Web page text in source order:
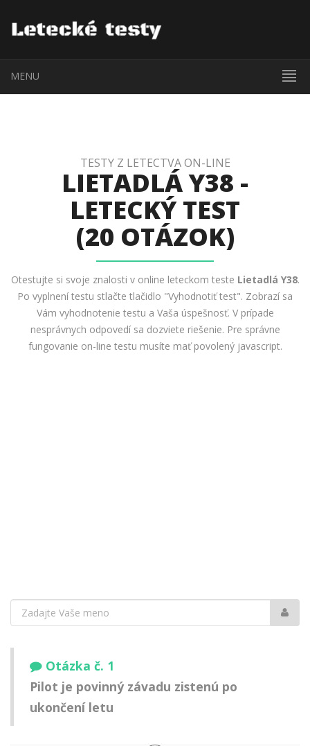
MENU
TESTY Z LETECTVA ON-LINE
LIETADLÁ Y38 -
LETECKÝ TEST
(20 OTÁZOK)
Otestujte si svoje znalosti v online leteckom teste Lietadlá Y38.
Po vyplnení testu stlačte tlačidlo "Vyhodnotiť test". Zobrazí sa
Vám vyhodnotenie testu a Vaša úspešnosť. V prípade
nesprávnych odpovedí sa dozviete riešenie. Pre správne
fungovanie on-line testu musíte mať povolený javascript.
Vaše
meno:
Otázka č. 1
Pilot je povinný závadu zistenú po
ukončení letu